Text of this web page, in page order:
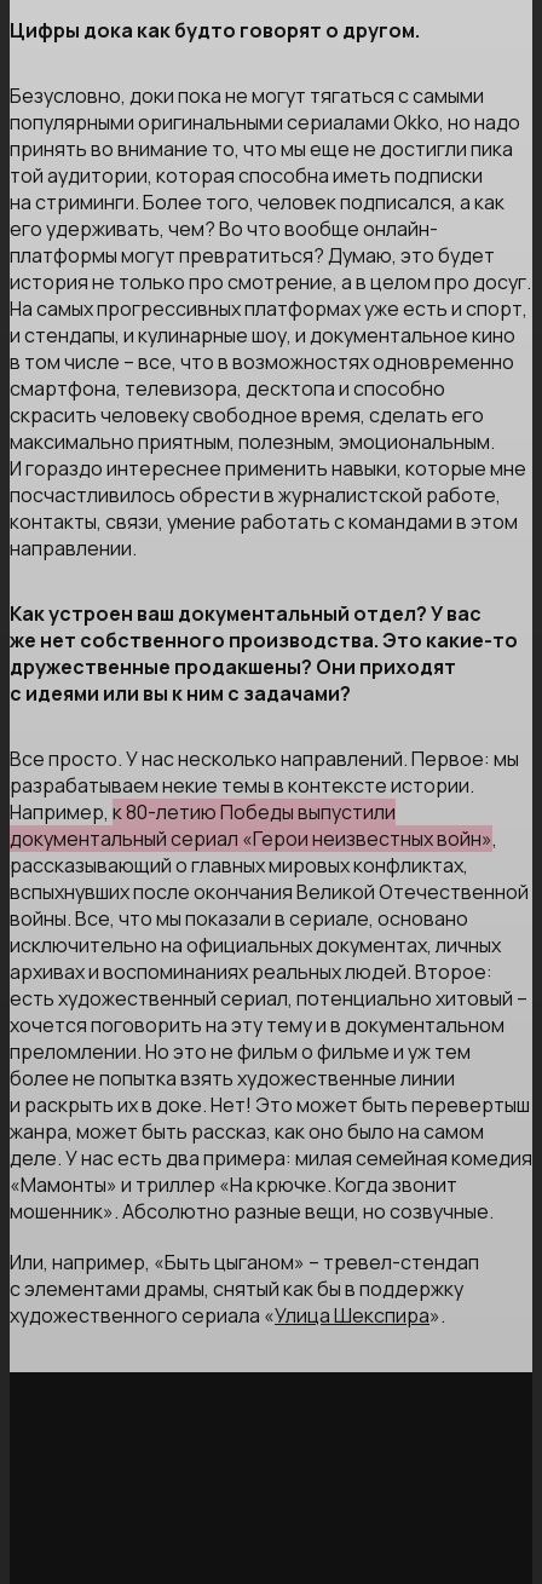
Цифры дока как будто говорят о другом.
Безусловно, доки пока не могут тягаться с самыми
популярными оригинальными сериалами Okko, но надо
принять во внимание то, что мы еще не достигли пика
той аудитории, которая способна иметь подписки
на стриминги. Более того, человек подписался, а как
его удерживать, чем? Во что вообще онлайн-
платформы могут превратиться? Думаю, это будет
история не только про смотрение, а в целом про досуг.
На самых прогрессивных платформах уже есть и спорт,
и стендапы, и кулинарные шоу, и документальное кино
в том числе – все, что в возможностях одновременно
смартфона, телевизора, десктопа и способно
скрасить человеку свободное время, сделать его
максимально приятным, полезным, эмоциональным.
И гораздо интереснее применить навыки, которые мне
посчастливилось обрести в журналистской работе,
контакты, связи, умение работать с командами в этом
направлении.
Как устроен ваш документальный отдел? У вас
же нет собственного производства. Это какие-то
дружественные продакшены? Они приходят
с идеями или вы к ним с задачами?
Все просто. У нас несколько направлений. Первое: мы
разрабатываем некие темы в контексте истории.
Например, к 80-летию Победы выпустили
документальный сериал «Герои неизвестных войн»,
рассказывающий о главных мировых конфликтах,
вспыхнувших после окончания Великой Отечественной
войны. Все, что мы показали в сериале, основано
исключительно на официальных документах, личных
архивах и воспоминаниях реальных людей. Второе:
есть художественный сериал, потенциально хитовый –
хочется поговорить на эту тему и в документальном
преломлении. Но это не фильм о фильме и уж тем
более не попытка взять художественные линии
и раскрыть их в доке. Нет! Это может быть перевертыш
жанра, может быть рассказ, как оно было на самом
деле. У нас есть два примера: милая семейная комедия
«Мамонты» и триллер «На крючке. Когда звонит
мошенник». Абсолютно разные вещи, но созвучные.
Или, например, «Быть цыганом» – тревел-стендап
с элементами драмы, снятый как бы в поддержку
художественного сериала «Улица Шекспира».